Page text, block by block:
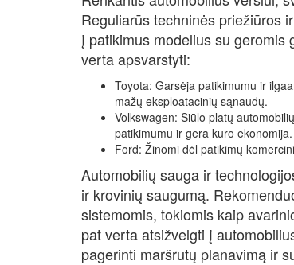
Reguliarūs techninės priežiūros
į patikimus modelius su geromis
verta apsvarstyti:
Toyota: Garsėja patikimumu ir
mažų eksploatacinių sąnaudų.
Volkswagen: Siūlo platų
patikimumu ir gera kuro ekonomija.
Ford: Žinomi dėl patikimų
Automobilių sauga ir
ir krovinių saugumą.
sistemomis, tokiomis kaip
pat verta atsižvelgti į
pagerinti maršrutų planavimą ir